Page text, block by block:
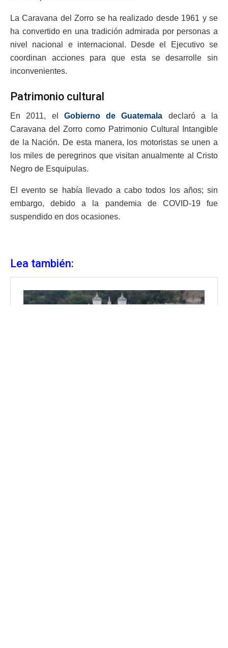
La Caravana del Zorro se ha realizado desde 1961 y se
ha convertido en una tradición admirada por personas a
nivel nacional e internacional. Desde el Ejecutivo se
coordinan acciones para que esta se desarrolle sin
inconvenientes.
Patrimonio cultural
En 2011, el Gobierno de Guatemala declaró a la
Caravana del Zorro como Patrimonio Cultural Intangible
de la Nación. De esta manera, los motoristas se unen a
los miles de peregrinos que visitan anualmente al Cristo
Negro de Esquipulas.
El evento se había llevado a cabo todos los años; sin
embargo, debido a la pandemia de COVID-19 fue
suspendido en dos ocasiones.
Lea también: